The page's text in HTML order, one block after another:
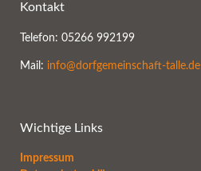
Kontakt
Telefon: 05266 992199
Mail: info@dorfgemeinschaft-talle.de
Wichtige Links
Impressum